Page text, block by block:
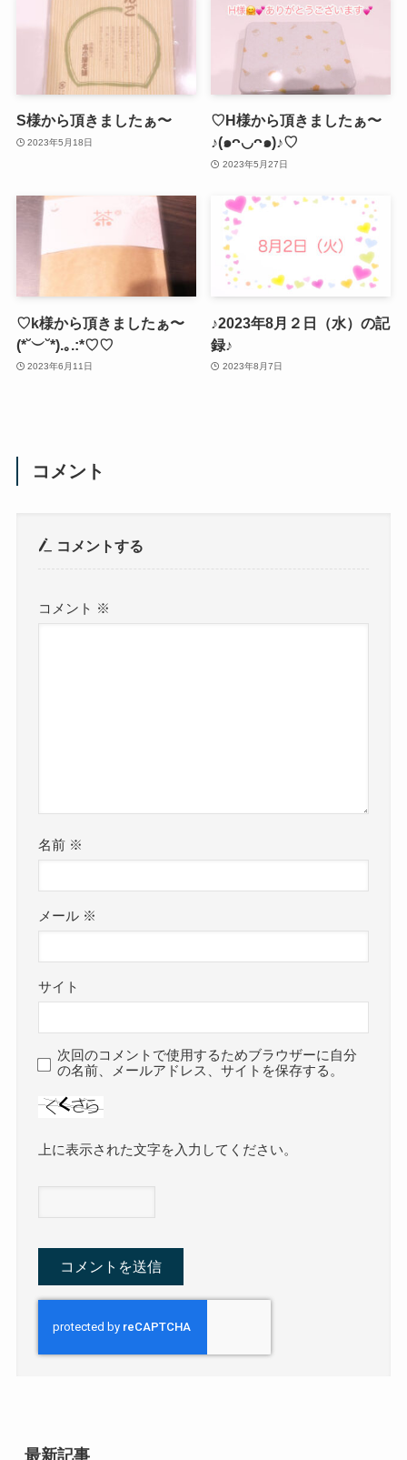
S様から頂きましたぁ〜
2023年5月18日
♡H様から頂きましたぁ〜
♪(๑ᴖ◡ᴖ๑)♪♡
2023年5月27日
♡k様から頂きましたぁ〜
(*˘︶˘*).｡.:*♡♡
2023年6月11日
♪2023年8月２日（水）の記
録♪
2023年8月7日
コメント
コメントする
コメント ※
名前 ※
メール ※
サイト
次回のコメントで使用するためブラウザーに自分
の名前、メールアドレス、サイトを保存する。
上に表示された文字を入力してください。
最新記事